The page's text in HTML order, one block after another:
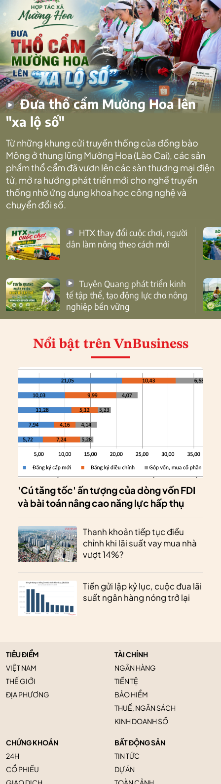
Đưa thổ cẩm Mường Hoa lên
"xa lộ số"
Từ những khung cửi truyền thống của đồng bào
Mông ở thung lũng Mường Hoa (Lào Cai), các sản
phẩm thổ cẩm đã vươn lên các sàn thương mại điện
tử, mở ra hướng phát triển mới cho nghề truyền
thống nhờ ứng dụng khoa học công nghệ và
chuyển đổi số.
dân làm nông theo cách mới
tế tập thể, tạo động lực cho nông
nghiệp bền vững
Nổi bật trên VnBusiness
'Cú tăng tốc' ấn tượng của dòng vốn FDI
và bài toán nâng cao năng lực hấp thụ
Thanh khoản tiếp tục điều
chỉnh khi lãi suất vay mua nhà
vượt 14%?
Tiền gửi lập kỷ lục, cuộc đua lãi
suất ngân hàng nóng trở lại
TIÊU ĐIỂM
VIỆT NAM
THẾ GIỚI
ĐỊA PHƯƠNG
TÀI CHÍNH
NGÂN HÀNG
TIỀN TỆ
BẢO HIỂM
THUẾ, NGÂN SÁCH
KINH DOANH SỐ
CHỨNG KHOÁN
24H
CỔ PHIẾU
BẤT ĐỘNG SẢN
TIN TỨC
DỰ ÁN